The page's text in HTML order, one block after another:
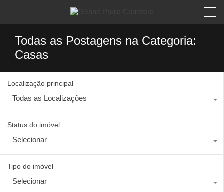
Todas as Postagens na Categoria:
Casas
Localização principal
Todas as Localizações
Status do imóvel
Selecionar
Tipo do imóvel
Selecionar